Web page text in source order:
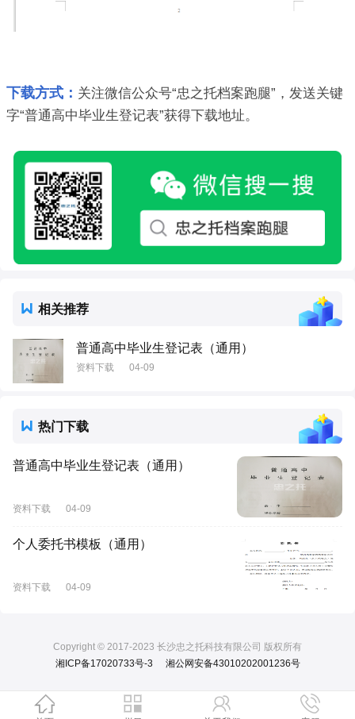
下载方式： 关注微信公众号“忠之托档案跑腿”，发送关键
字“普通高中毕业生登记表”获得下载地址。
相关推荐
普通高中毕业生登记表（通用）
资料下载 04-09
热门下载
普通高中毕业生登记表（通用）
资料下载 04-09
个人委托书模板（通用）
资料下载 04-09
Copyright © 2017-2023 长沙忠之托科技有限公司 版权所有
湘ICP备17020733号-3
湘公网安备43010202001236号